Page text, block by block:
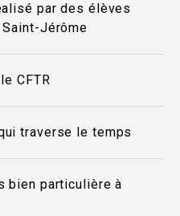
par des élèves
Jérôme
CFTR
traverse le temps
bien particulière à